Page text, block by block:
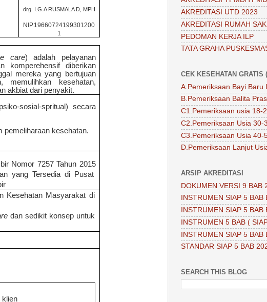
drg. I.G.A RUSMALA D, MPH
NIP.19660724199301200
1
care) adalah pelayanan
komperehensif diberikan
mereka yang bertujuan
memulihkan kesehatan,
akbiat dari penyakit.
sosial-spritual) secara
pemeliharaan kesehatan.
Nomor 7257 Tahun 2015
yang Tersedia di Pusat
Kesehatan Masyarakat di
dan sedikit konsep untuk
klien
AKREDITASI UTD 2023
AKREDITASI RUMAH
PEDOMAN KERJA ILP
TATA GRAHA
CEK KESEHATAN GRATIS
A.Pemeriksaan Bayi Baru
B.Pemeriksaan Balita
C1.Pemeriksaan usia 18-
C2.Pemeriksaan Usia 30-
C3.Pemeriksaan Usia 40-
D.Pemeriksaan Lanjut
ARSIP AKREDITASI
DOKUMEN VERSI 9 BAB
INSTRUMEN SIAP 5 BAB
INSTRUMEN SIAP 5 BAB
INSTRUMEN 5 BAB (
INSTRUMEN SIAP 5 BAB
STANDAR SIAP 5 BAB
SEARCH THIS BLOG